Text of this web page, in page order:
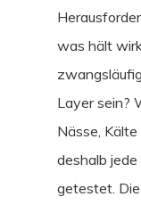
was hält
Layer sein?
Nässe,
deshalb
getestet.